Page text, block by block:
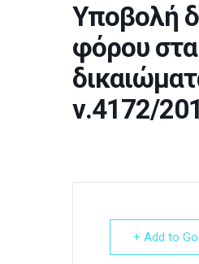
Υποβολή
φόρου
ν.4172/
+ Add to